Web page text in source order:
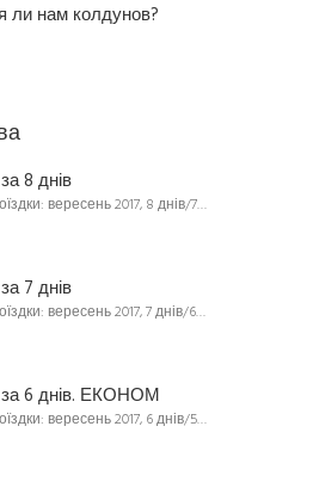
ли нам колдунов?
8 днів
вересень 2017, 8 днів/7…
7 днів
вересень 2017, 7 днів/6…
за 6 днів. ЕКОНОМ
вересень 2017, 6 днів/5…